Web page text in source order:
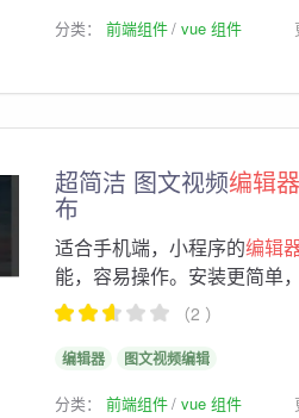
分类： 前端组件 vue 组件
超简洁 图文视频编辑器
布
适合手机端，小程序的编辑
能，容易操作。安装更简单
（2 ）
编辑器 图文视频编辑
分类： 前端组件 vue 组件